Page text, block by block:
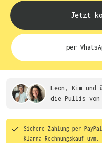
Jetzt
per
Leon, Kim und
die Pullis von
Sichere Zahlung per PayPal,
Klarna Rechnungskauf uvm.